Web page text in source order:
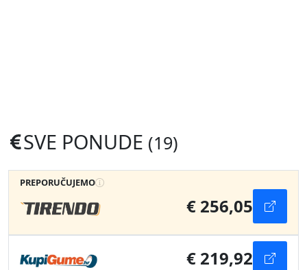
SVE PONUDE (19)
PREPORUČUJEMO
€ 256,05
€ 219,92